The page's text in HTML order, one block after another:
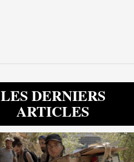
LES DERNIERS
ARTICLES